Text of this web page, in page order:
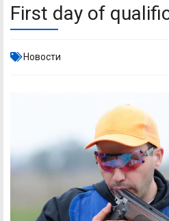
First day of
Новости